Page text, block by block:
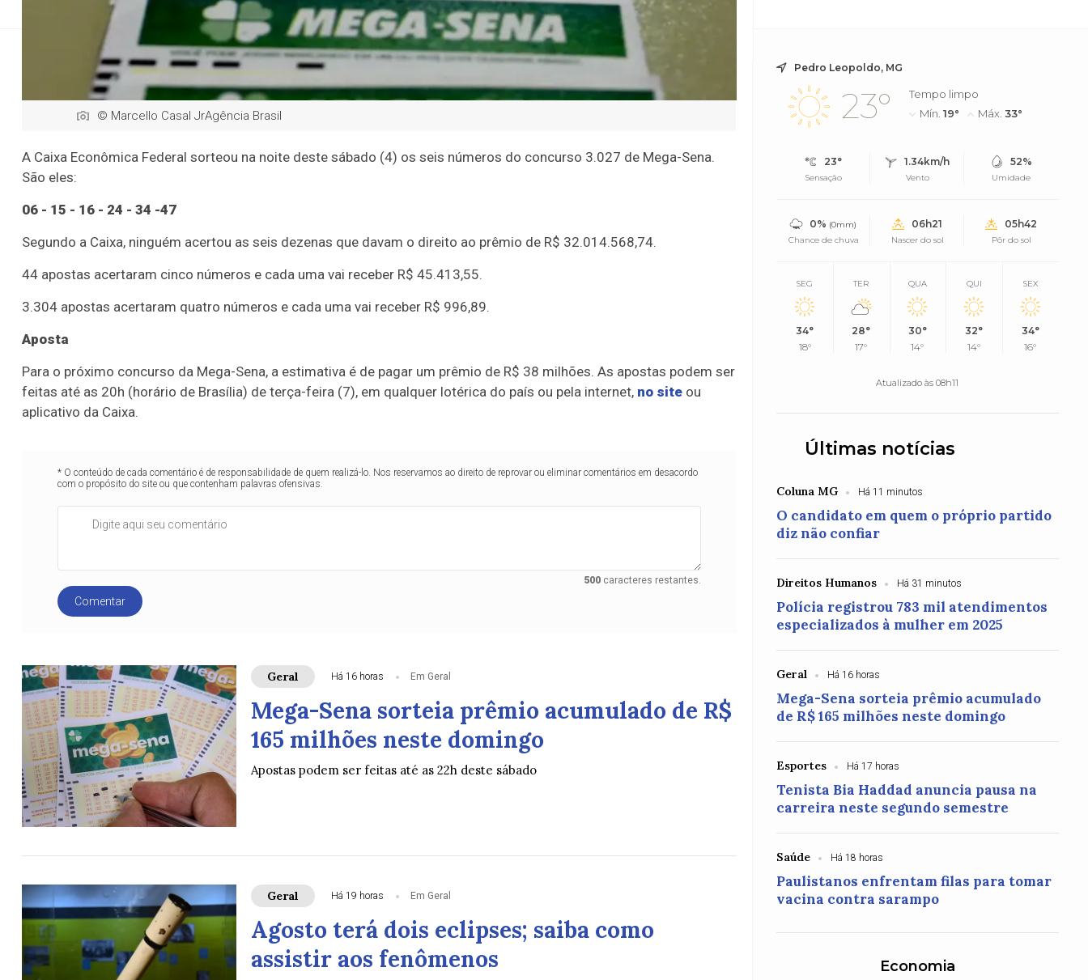
© Marcello Casal JrAgência Brasil
A Caixa Econômica Federal sorteou na noite deste sábado (4) os seis números do concurso 3.027 de Mega-Sena.
São eles:
06 - 15 - 16 - 24 - 34 -47
Segundo a Caixa, ninguém acertou as seis dezenas que davam o direito ao prêmio de R$ 32.014.568,74.
44 apostas acertaram cinco números e cada uma vai receber R$ 45.413,55.
3.304 apostas acertaram quatro números e cada uma vai receber R$ 996,89.
Aposta
Para o próximo concurso da Mega-Sena, a estimativa é de pagar um prêmio de R$ 38 milhões. As apostas podem ser
feitas até as 20h (horário de Brasília) de terça-feira (7), em qualquer lotérica do país ou pela internet, no site ou
aplicativo da Caixa.
* O conteúdo de cada comentário é de responsabilidade de quem realizá-lo. Nos reservamos ao direito de reprovar ou eliminar comentários em desacordo
com o propósito do site ou que contenham palavras ofensivas.
500caracteres restantes.
Comentar
Geral Há 16 horas Em Geral
Mega-Sena sorteia prêmio acumulado de R$
165 milhões neste domingo
Apostas podem ser feitas até as 22h deste sábado
Geral Há 19 horas Em Geral
Agosto terá dois eclipses; saiba como
assistir aos fenômenos
Pedro Leopoldo, MG
23°
Tempo limpo
Mín.19° Máx.33°
23°
Sensação
1.34km/h
Vento
52%
Umidade
0% (0mm)
Chance de chuva
06h21
Nascer do sol
05h42
Pôr do sol
SEG
34°
18°
TER
28°
17°
QUA
30°
14°
QUI
32°
14°
SEX
34°
16°
Atualizado às 08h11
Últimas notícias
Coluna MG Há 11 minutos
O candidato em quem o próprio partido
diz não confiar
Direitos Humanos Há 31 minutos
Polícia registrou 783 mil atendimentos
especializados à mulher em 2025
Geral Há 16 horas
Mega-Sena sorteia prêmio acumulado
de R$ 165 milhões neste domingo
Esportes Há 17 horas
Tenista Bia Haddad anuncia pausa na
carreira neste segundo semestre
Saúde Há 18 horas
Paulistanos enfrentam filas para tomar
vacina contra sarampo
Economia